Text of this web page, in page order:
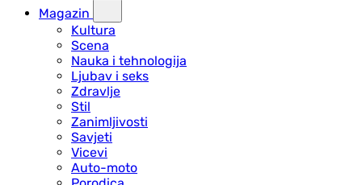
Magazin
Kultura
Scena
Nauka i tehnologija
Ljubav i seks
Zdravlje
Stil
Zanimljivosti
Savjeti
Vicevi
Auto-moto